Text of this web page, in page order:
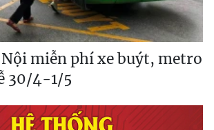
Nội miễn phí xe buýt, metro
30/4-1/5